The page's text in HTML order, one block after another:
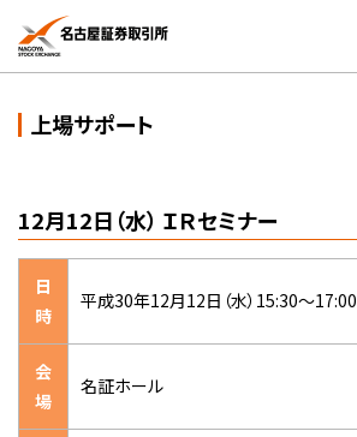
上場サポート
12月12日（水） ＩＲセミナー
日
時
平成30年12月12日（水）15:30～17:00
会
場
名証ホール